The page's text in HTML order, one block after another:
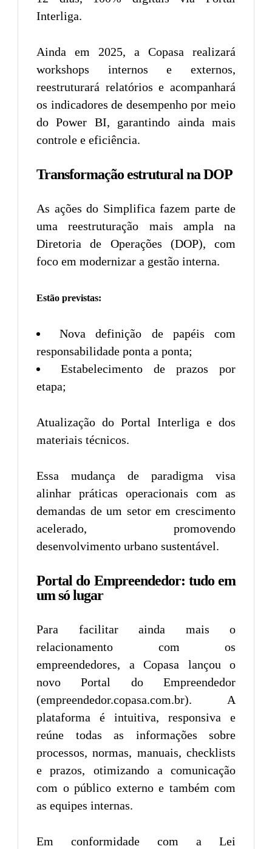
Interliga.
Ainda em 2025, a Copasa realizará
workshops internos e externos,
reestruturará relatórios e acompanhará
os indicadores de desempenho por meio
do Power BI, garantindo ainda mais
controle e eficiência.
Transformação estrutural na DOP
As ações do Simplifica fazem parte de
uma reestruturação mais ampla na
Diretoria de Operações (DOP), com
foco em modernizar a gestão interna.
Estão previstas:
Nova definição de papéis com
responsabilidade ponta a ponta;
Estabelecimento de prazos por
etapa;
Atualização do Portal Interliga e dos
materiais técnicos.
Essa mudança de paradigma visa
alinhar práticas operacionais com as
demandas de um setor em crescimento
acelerado, promovendo
desenvolvimento urbano sustentável.
Portal do Empreendedor: tudo em
um só lugar
Para facilitar ainda mais o
relacionamento com os
empreendedores, a Copasa lançou o
novo Portal do Empreendedor
(empreendedor.copasa.com.br). A
plataforma é intuitiva, responsiva e
reúne todas as informações sobre
processos, normas, manuais, checklists
e prazos, otimizando a comunicação
com o público externo e também com
as equipes internas.
Em conformidade com a Lei